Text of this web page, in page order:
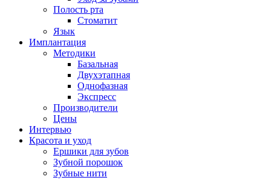
Полость рта
Стоматит
Язык
Имплантация
Методики
Базальная
Двухэтапная
Однофазная
Экспресс
Производители
Цены
Интервью
Красота и уход
Ершики для зубов
Зубной порошок
Зубные нити